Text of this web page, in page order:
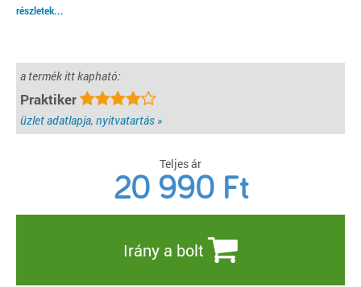
részletek...
a termék itt kapható:
Praktiker
üzlet adatlapja, nyitvatartás »
Teljes ár
20 990 Ft
Irány a bolt